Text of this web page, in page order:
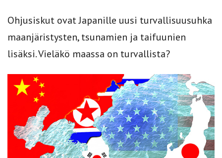
Ohjusiskut ovat Japanille uusi turvallisuusuhka
maanjäristysten, tsunamien ja taifuunien
lisäksi. Vieläkö maassa on turvallista?